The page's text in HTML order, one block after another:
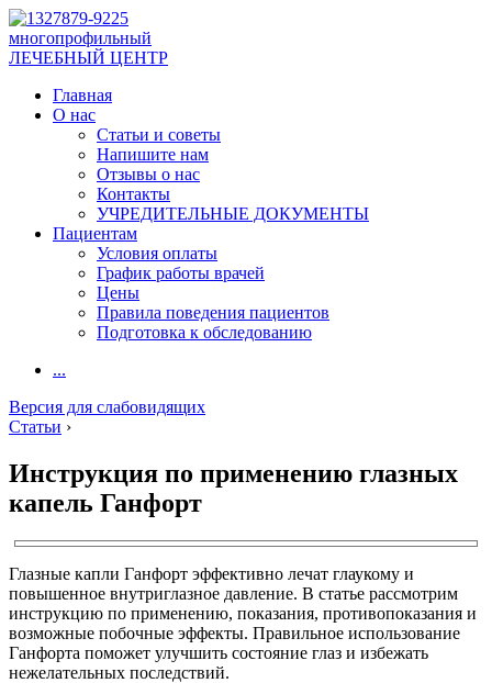
многопрофильный
ЛЕЧЕБНЫЙ ЦЕНТР
Главная
О нас
Статьи и советы
Напишите нам
Отзывы о нас
Контакты
УЧРЕДИТЕЛЬНЫЕ ДОКУМЕНТЫ
Пациентам
Условия оплаты
График работы врачей
Цены
Правила поведения пациентов
Подготовка к обследованию
...
Версия для слабовидящих
Статьи ›
Инструкция по применению глазных
капель Ганфорт
Глазные капли Ганфорт эффективно лечат глаукому и
повышенное внутриглазное давление. В статье рассмотрим
инструкцию по применению, показания, противопоказания и
возможные побочные эффекты. Правильное использование
Ганфорта поможет улучшить состояние глаз и избежать
нежелательных последствий.